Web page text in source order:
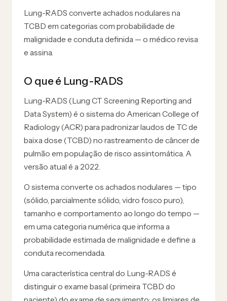
Lung-RADS converte achados nodulares na
TCBD em categorias com probabilidade de
malignidade e conduta definida — o médico revisa
e assina.
O que é Lung-RADS
Lung-RADS (Lung CT Screening Reporting and
Data System) é o sistema do American College of
Radiology (ACR) para padronizar laudos de TC de
baixa dose (TCBD) no rastreamento de câncer de
pulmão em população de risco assintomática. A
versão atual é a 2022.
O sistema converte os achados nodulares — tipo
(sólido, parcialmente sólido, vidro fosco puro),
tamanho e comportamento ao longo do tempo —
em uma categoria numérica que informa a
probabilidade estimada de malignidade e define a
conduta recomendada.
Uma característica central do Lung-RADS é
distinguir o exame basal (primeira TCBD do